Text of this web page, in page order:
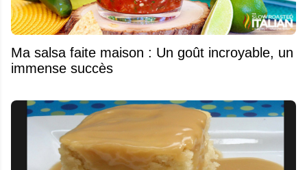
Ma salsa faite maison : Un goût incroyable, un
immense succès